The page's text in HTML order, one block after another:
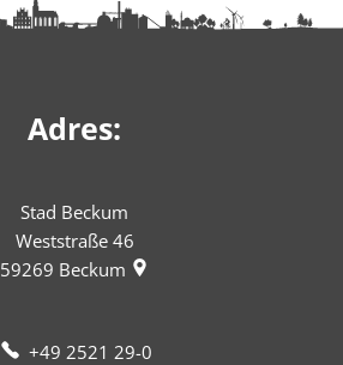
Adres:
Stad Beckum
Weststraße 46
59269 Beckum
+49 2521 29-0